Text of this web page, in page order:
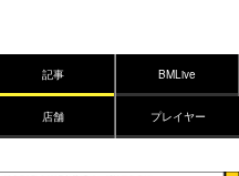
記事 BMLive
店舗 プレイヤー